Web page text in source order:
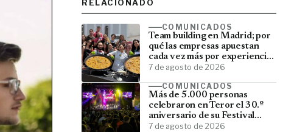
RELACIONADO
COMUNICADOS
Team building en Madrid; por
qué las empresas apuestan
cada vez más por experiencias
que fortalecen sus equipos
7 de agosto de 2026
COMUNICADOS
Más de 5.000 personas
celebraron en Teror el 30.º
aniversario de su Festival
Latino
7 de agosto de 2026